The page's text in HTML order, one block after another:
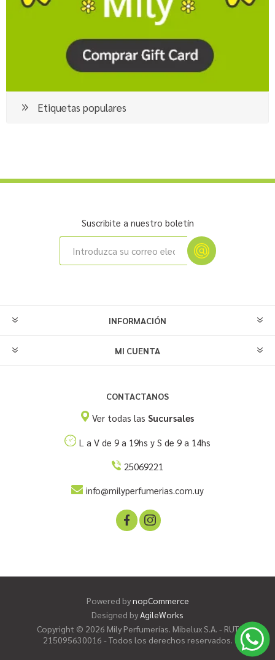
Etiquetas populares
Suscribite a nuestro boletín
INFORMACIÓN
MI CUENTA
CONTACTANOS
Ver todas lasSucursales
L a V de 9 a 19hs y S de 9 a 14hs
25069221
info@milyperfumerias.com.uy
Powered bynopCommerce
Designed byAgileWorks
Copyright © 2026 Mily Perfumerías. Mibelux S.A. - RUT
215095630016 - Todos los derechos reservados.